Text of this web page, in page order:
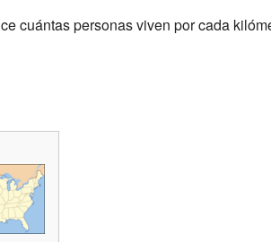
cuántas personas viven por cada